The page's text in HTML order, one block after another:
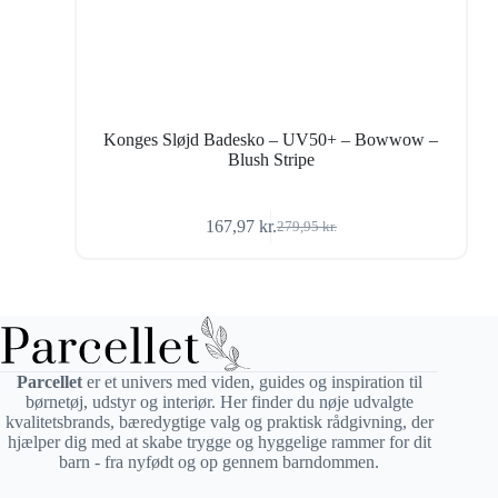
Konges Sløjd Badesko – UV50+ – Bowwow –
Blush Stripe
279,95kr.
Den
167,97 kr.Den
Parcelleter et univers med viden, guides og inspiration til
børnetøj, udstyr og interiør. Her finder du nøje udvalgte
kvalitetsbrands, bæredygtige valg og praktisk rådgivning, der
hjælper dig med at skabe trygge og hyggelige rammer for dit
barn - fra nyfødt og op gennem barndommen.